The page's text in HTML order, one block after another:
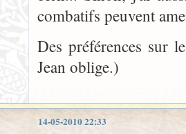
combatifs peuvent
Des préférences sur
Jean oblige.)
14-05-2010 22:33